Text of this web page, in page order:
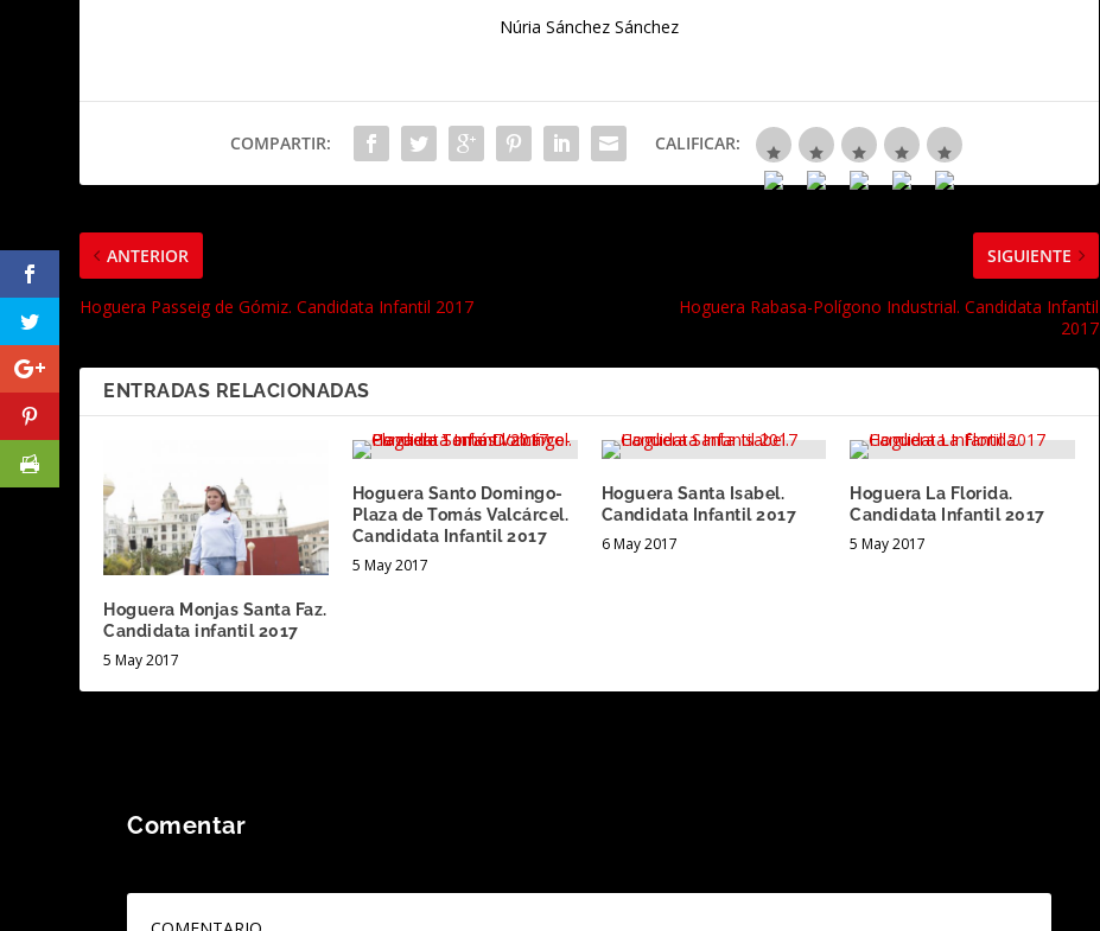
Núria Sánchez Sánchez
COMPARTIR: CALIFICAR:
ANTERIOR
Hoguera Passeig de Gómiz. Candidata Infantil 2017
SIGUIENTE
Hoguera Rabasa-Polígono Industrial. Candidata Infantil
2017
ENTRADAS RELACIONADAS
Hoguera Monjas Santa Faz.
Candidata infantil 2017
5 May 2017
Hoguera Santo Domingo-
Plaza de Tomás Valcárcel.
Candidata Infantil 2017
5 May 2017
Hoguera Santa Isabel.
Candidata Infantil 2017
6 May 2017
Hoguera La Florida.
Candidata Infantil 2017
5 May 2017
Comentar